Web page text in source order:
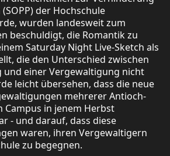
der Hochschule
wurden landesweit zum
beschuldigt, die Romantik zu
Saturday Night Live-Sketch als
die den Unterschied zwischen
und einer Vergewaltigung nicht
leicht übersehen, dass die neue
mehrerer Antioch-
Campus in jenem Herbst
- und darauf, dass diese
waren, ihren Vergewaltigern
zu begegnen.